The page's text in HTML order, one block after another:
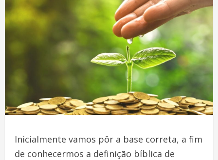
Inicialmente vamos pôr a base correta, a fim
de conhecermos a definição bíblica de